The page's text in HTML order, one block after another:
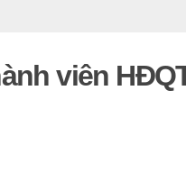
viên